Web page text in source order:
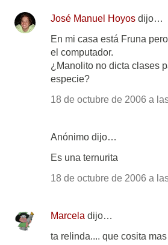
José Manuel Hoyos dijo…
En mi casa está Fruna
el computador.
¿Manolito no dicta clases
especie?
18 de octubre de 2006 a
Anónimo dijo…
Es una ternurita
18 de octubre de 2006 a
Marcela dijo…
ta relinda.... que cosita